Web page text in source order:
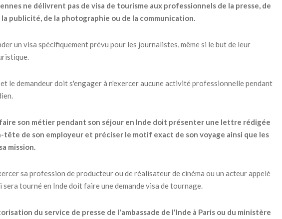
ne délivrent pas de visa de tourisme aux professionnels de la presse, de
publicité, de la photographie ou de la communication.
un visa spécifiquement prévu pour les journalistes, même si le but de leur
le demandeur doit s'engager à n'exercer aucune activité professionnelle pendant
son métier pendant son séjour en Inde doit présenter une lettre rédigée
tête de son employeur et préciser le motif exact de son voyage ainsi que les
mission.
sa profession de producteur ou de réalisateur de cinéma ou un acteur appelé
sera tourné en Inde doit faire une demande visa de tournage.
du service de presse de l'ambassade de l'Inde à Paris ou du ministère